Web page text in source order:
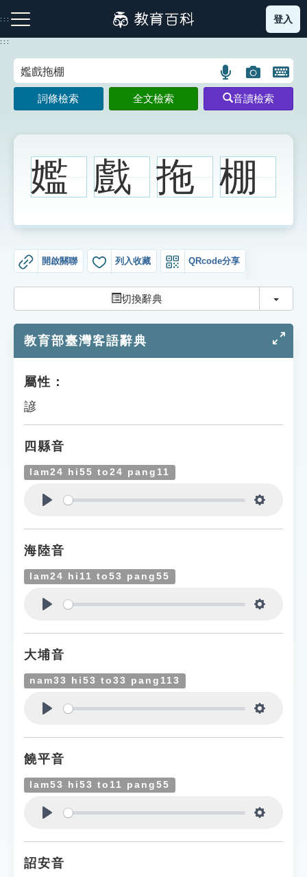
到
主
:::
注音索引圖示 筆畫索引圖示 部首索引表圖示
生字詞彙表
知識索引
遊戲專區
教學應用
貓頭鷹博士
登入
:::
語
言
搜
示
圖
片
搜
示
開
鍵
圖
詞條檢索 全文檢索 音讀檢索
㜮 戲 拖 棚
開啟關聯 列入收藏 QRcode分享
切換辭典 切換
教育部臺灣客語辭典
屬性：
諺
四縣音
lam24 hi55 to24 pang11
海陸音
lam24 hi11 to53 pang55
大埔音
nam33 hi53 to33 pang113
饒平音
lam53 hi53 to11 pang55
詔安音